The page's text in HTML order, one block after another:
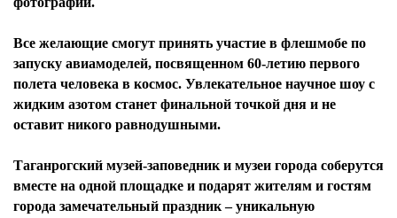
Все желающие смогут принять участие в флешмобе по
запуску авиамоделей, посвященном 60-летию первого
полета человека в космос. Увлекательное научное шоу с
жидким азотом станет финальной точкой дня и не
оставит никого равнодушными.
Таганрогский музей-заповедник и музеи города соберутся
вместе на одной площадке и подарят жителям и гостям
города замечательный праздник – уникальную